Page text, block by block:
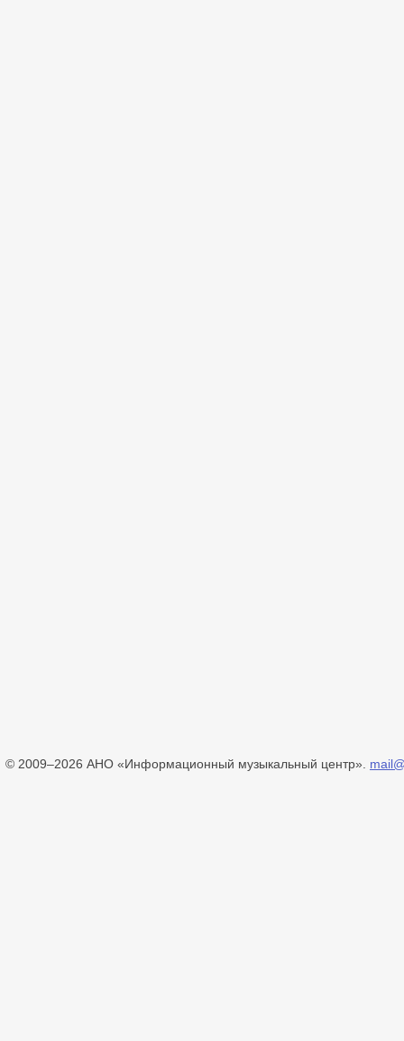
© 2009–2026 АНО «Информационный музыкальный центр».